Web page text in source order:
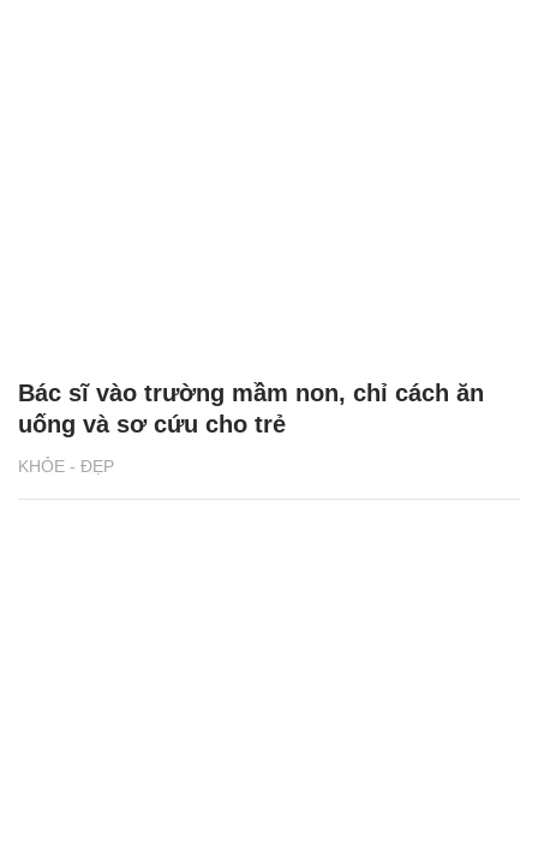
KHỎE - ĐẸP
Bác sĩ vào trường mầm non, chỉ cách ăn
uống và sơ cứu cho trẻ